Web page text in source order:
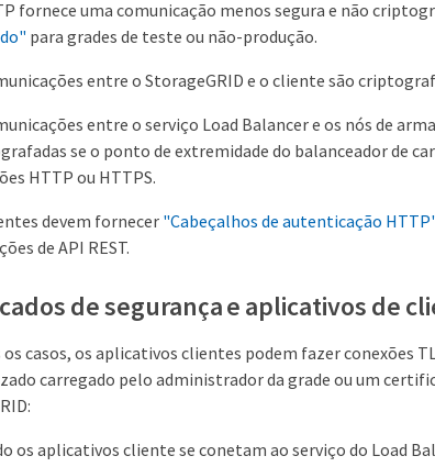
fornece uma comunicação menos segura e não
para grades de teste ou não-produção.
entre o StorageGRID e o cliente são
entre o serviço Load Balancer e os nós de
se o ponto de extremidade do balanceador de
HTTP ou HTTPS.
devem fornecer "Cabeçalhos de autenticação
de API REST.
de segurança e aplicativos de
casos, os aplicativos clientes podem fazer conexões
carregado pelo administrador da grade ou um
os aplicativos cliente se conetam ao serviço do Load